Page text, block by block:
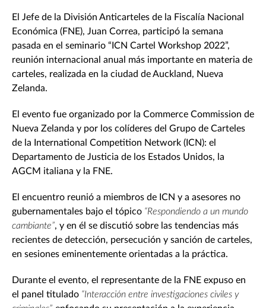
El Jefe de la División Anticarteles de la Fiscalía Nacional
Económica (FNE), Juan Correa, participó la semana
pasada en el seminario “ICN Cartel Workshop 2022”,
reunión internacional anual más importante en materia de
carteles, realizada en la ciudad de Auckland, Nueva
Zelanda.
El evento fue organizado por la Commerce Commission de
Nueva Zelanda y por los colíderes del Grupo de Carteles
de la International Competition Network (ICN): el
Departamento de Justicia de los Estados Unidos, la
AGCM italiana y la FNE.
El encuentro reunió a miembros de ICN y a asesores no
gubernamentales bajo el tópico “Respondiendo a un mundo
cambiante”, y en él se discutió sobre las tendencias más
recientes de detección, persecución y sanción de carteles,
en sesiones eminentemente orientadas a la práctica.
Durante el evento, el representante de la FNE expuso en
el panel titulado “Interacción entre investigaciones civiles y